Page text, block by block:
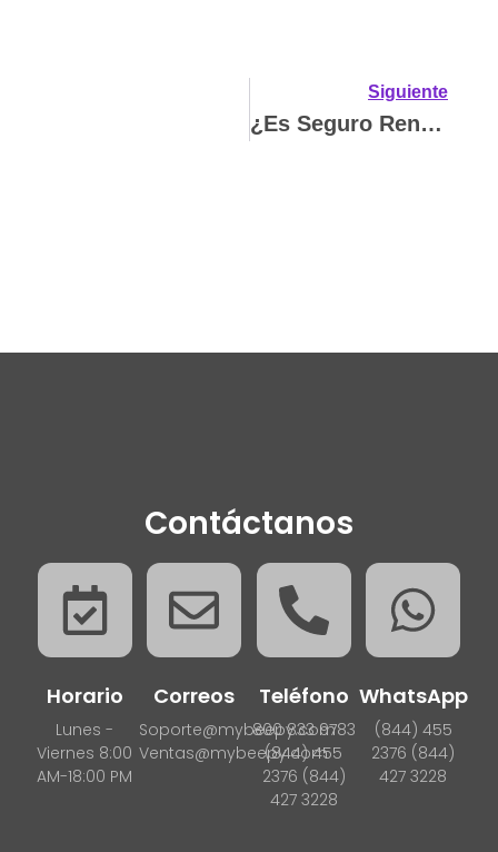
Siguiente
¿Es Seguro Rentar Mi Auto Al Usar Beepy?
Contáctanos
Horario
Lunes -
Viernes 8:00
AM-18:00 PM
Correos
Soporte@mybeepy.com
Ventas@mybeepy.com
Teléfono
800 833 9783
(844) 455
2376 (844)
427 3228
WhatsApp
(844) 455
2376 (844)
427 3228